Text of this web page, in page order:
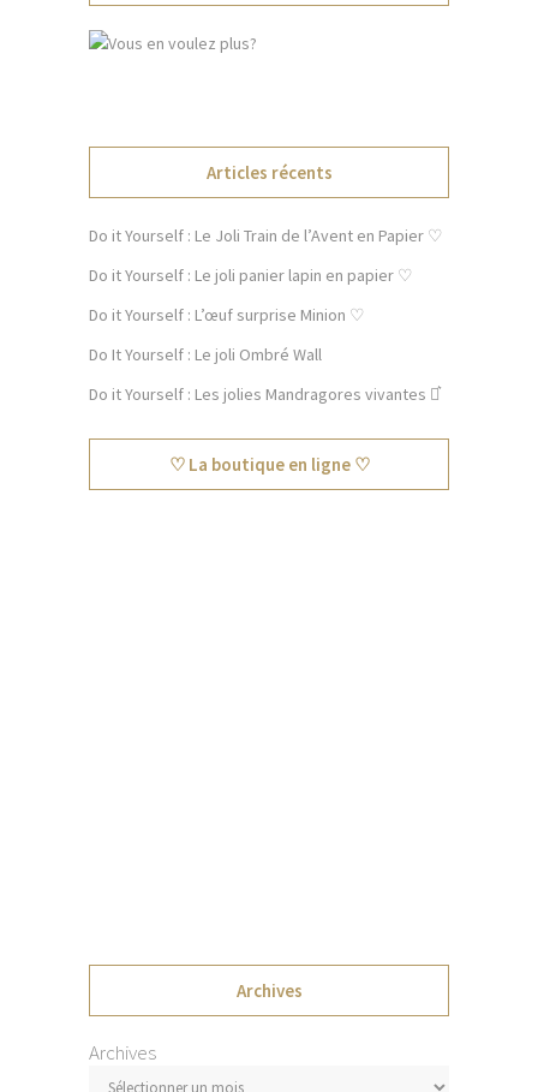
Articles récents
Do it Yourself : Le Joli Train de l’Avent en Papier ♡
Do it Yourself : Le joli panier lapin en papier ♡
Do it Yourself : L’œuf surprise Minion ♡
Do It Yourself : Le joli Ombré Wall
Do it Yourself : Les jolies Mandragores vivantes ⚯͛
♡ La boutique en ligne ♡
Archives
Archives